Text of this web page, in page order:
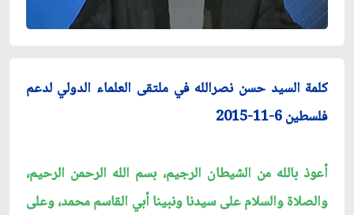
كلمة السيد حسن نصرالله في ملتقى العلماء الدولي لدعم
فلسطين 6-11-2015
أعوذ بالله من الشيطان الرجيم، بسم الله الرحمن الرحيم،
والصلاة والسلام على سيدنا ونبينا أبي القاسم محمد، وعلى